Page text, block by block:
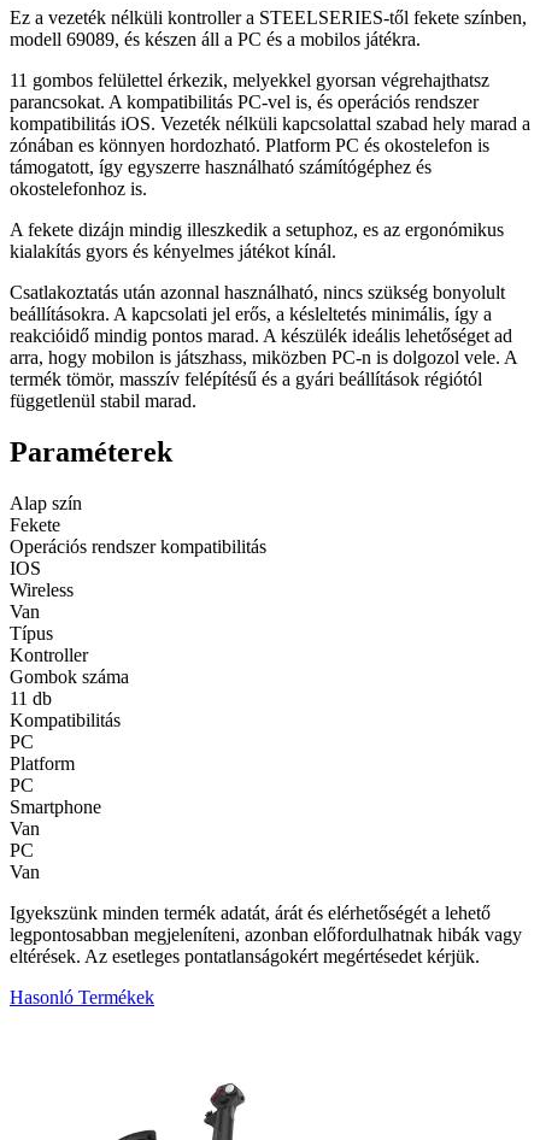
Ez a vezeték nélküli kontroller a STEELSERIES-től fekete színben,
modell 69089, és készen áll a PC és a mobilos játékra.
11 gombos felülettel érkezik, melyekkel gyorsan végrehajthatsz
parancsokat. A kompatibilitás PC-vel is, és operációs rendszer
kompatibilitás iOS. Vezeték nélküli kapcsolattal szabad hely marad a
zónában es könnyen hordozható. Platform PC és okostelefon is
támogatott, így egyszerre használható számítógéphez és
okostelefonhoz is.
A fekete dizájn mindig illeszkedik a setuphoz, es az ergonómikus
kialakítás gyors és kényelmes játékot kínál.
Csatlakoztatás után azonnal használható, nincs szükség bonyolult
beállításokra. A kapcsolati jel erős, a késleltetés minimális, így a
reakcióidő mindig pontos marad. A készülék ideális lehetőséget ad
arra, hogy mobilon is játszhass, miközben PC-n is dolgozol vele. A
termék tömör, masszív felépítésű és a gyári beállítások régiótól
függetlenül stabil marad.
Paraméterek
Alap szín
Fekete
Operációs rendszer kompatibilitás
IOS
Wireless
Van
Típus
Kontroller
Gombok száma
11 db
Kompatibilitás
PC
Platform
PC
Smartphone
Van
PC
Van
Igyekszünk minden termék adatát, árát és elérhetőségét a lehető
legpontosabban megjeleníteni, azonban előfordulhatnak hibák vagy
eltérések. Az esetleges pontatlanságokért megértésedet kérjük.
Hasonló Termékek